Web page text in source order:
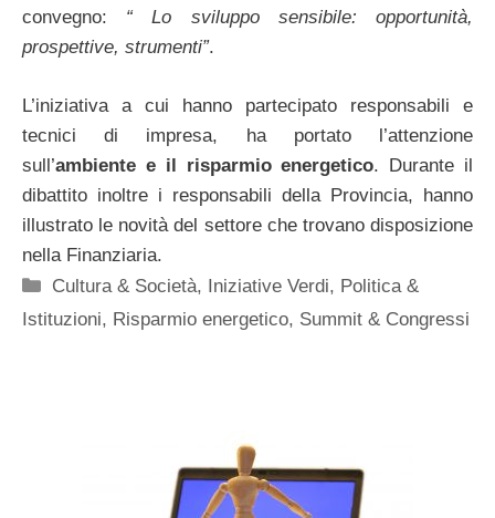
convegno: “ Lo sviluppo sensibile: opportunità,
prospettive, strumenti”.
L’iniziativa a cui hanno partecipato responsabili e
tecnici di impresa, ha portato l’attenzione
sull’ambiente e il risparmio energetico. Durante il
dibattito inoltre i responsabili della Provincia, hanno
illustrato le novità del settore che trovano disposizione
nella Finanziaria.
Categorie
Cultura & Società, Iniziative Verdi, Politica &
Istituzioni, Risparmio energetico, Summit & Congressi